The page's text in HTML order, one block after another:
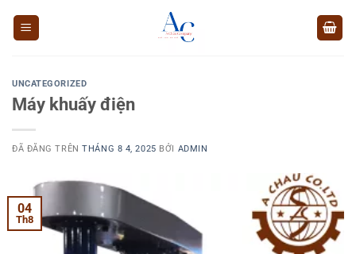
UNCATEGORIZED
Máy khuấy điện
ĐÃ ĐĂNG TRÊNTHÁNG 8 4, 2025 BỞI ADMIN
04
Th8